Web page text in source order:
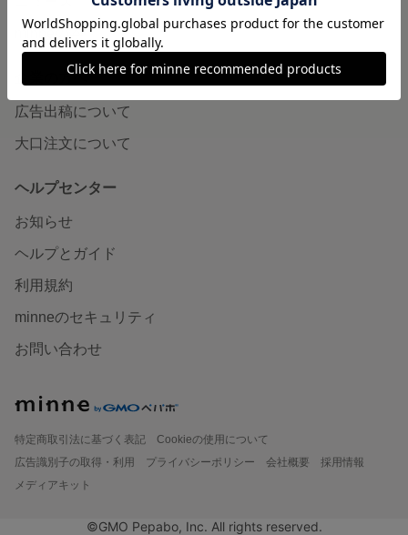
minneの本
企業の方へ
広告出稿について
大口注文について
ヘルプセンター
お知らせ
ヘルプとガイド
利用規約
minneのセキュリティ
お問い合わせ
特定商取引法に基づく表記
Cookieの使用について
広告識別子の取得・利用
プライバシーポリシー 会社概要
採用情報
メディアキット
©GMO Pepabo, Inc. All rights reserved.